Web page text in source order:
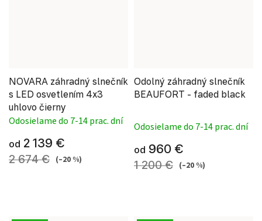
NOVARA záhradný slnečník
s LED osvetlením 4x3
uhlovo čierny
Odosielame do 7-14 prac. dní
od 2 139 €
2 674 € (–20 %)
Odolný záhradný slnečník
BEAUFORT - faded black
Odosielame do 7-14 prac. dní
od 960 €
1 200 € (–20 %)